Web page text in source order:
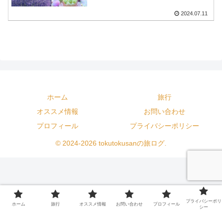
2024.07.11
ホーム
旅行
オススメ情報
お問い合わせ
プロフィール
プライバシーポリシー
© 2024-2026 tokutokusanの旅ログ.
ホーム 旅行 オススメ情報 お問い合わせ プロフィール
プライバシーポリ
シー